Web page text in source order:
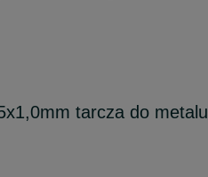
tarcza do metalu